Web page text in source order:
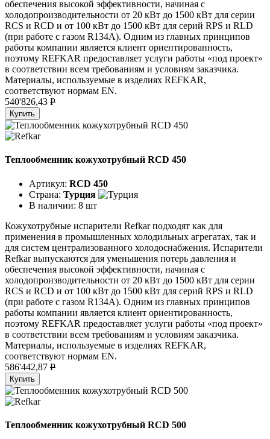
обеспечения высокой эффективности, начиная с
холодопроизводительности от 20 кВт до 1500 кВт для серии
RCS и RCD и от 100 кВт до 1500 кВт для серий RPS и RLD
(при работе с газом R134A). Одним из главных принципов
работы компании является клиент ориентированность,
поэтому REFKAR предоставляет услуги работы «под проект»
в соответствии всем требованиям и условиям заказчика.
Материалы, используемые в изделиях REFKAR,
соответствуют нормам EN.
540'826,43 P
Купить
Теплообменник кожухотрубный RCD 450
Артикул: RCD 450
Страна: Турция
В наличии: 8 шт
Кожухотрубные испарители Refkar подходят как для
применения в промышленных холодильных агрегатах, так и
для систем централизованного холодоснабжения. Испарители
Refkar выпускаются для уменьшения потерь давления и
обеспечения высокой эффективности, начиная с
холодопроизводительности от 20 кВт до 1500 кВт для серии
RCS и RCD и от 100 кВт до 1500 кВт для серий RPS и RLD
(при работе с газом R134A). Одним из главных принципов
работы компании является клиент ориентированность,
поэтому REFKAR предоставляет услуги работы «под проект»
в соответствии всем требованиям и условиям заказчика.
Материалы, используемые в изделиях REFKAR,
соответствуют нормам EN.
586'442,87 P
Купить
Теплообменник кожухотрубный RCD 500